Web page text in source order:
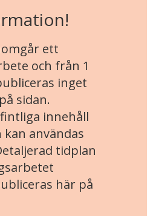
ett
och från 1
inget
sidan.
innehåll
användas
tidplan
här på